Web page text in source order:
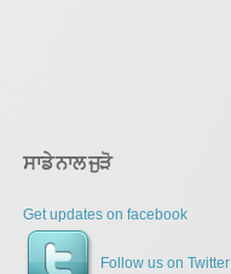
ਸਾਡੇ ਨਾਲ ਜੁੜੋ
Get updates on facebook
Follow us on Twitter